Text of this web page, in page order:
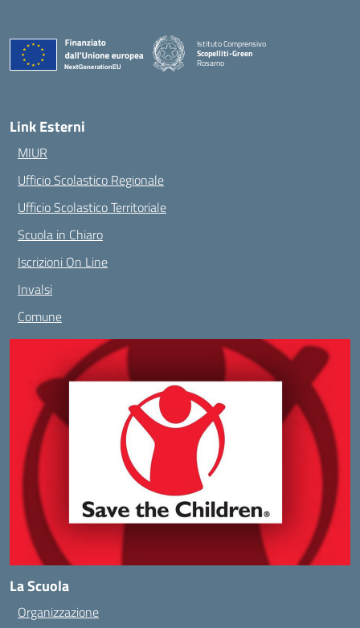
Istituto Comprensivo
Scopelliti-Green
Rosarno
Link Esterni
MIUR
Ufficio Scolastico Regionale
Ufficio Scolastico Territoriale
Scuola in Chiaro
Iscrizioni On Line
Invalsi
Comune
La Scuola
Organizzazione